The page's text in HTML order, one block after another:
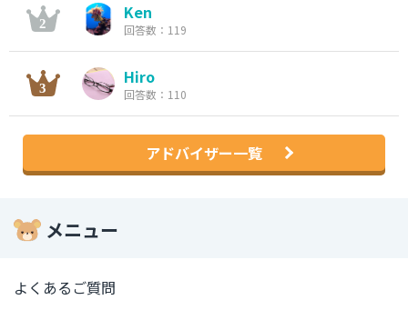
Ken
回答数：119
Hiro
回答数：110
アドバイザー一覧
メニュー
よくあるご質問